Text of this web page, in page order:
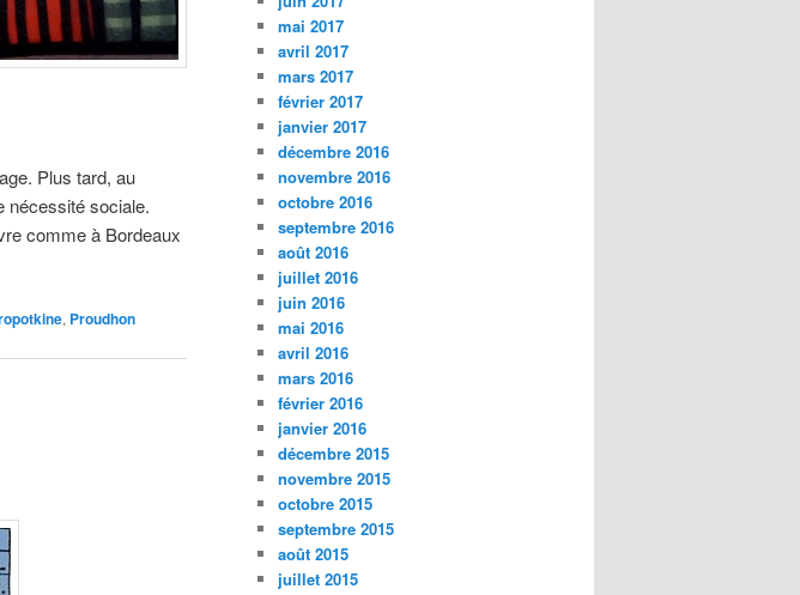
Plus tard, au
nécessité sociale.
comme à Bordeaux
, Proudhon
mai 2017
avril 2017
mars 2017
février 2017
janvier 2017
décembre 2016
novembre 2016
octobre 2016
septembre 2016
août 2016
juillet 2016
juin 2016
mai 2016
avril 2016
mars 2016
février 2016
janvier 2016
décembre 2015
novembre 2015
octobre 2015
septembre 2015
août 2015
juillet 2015